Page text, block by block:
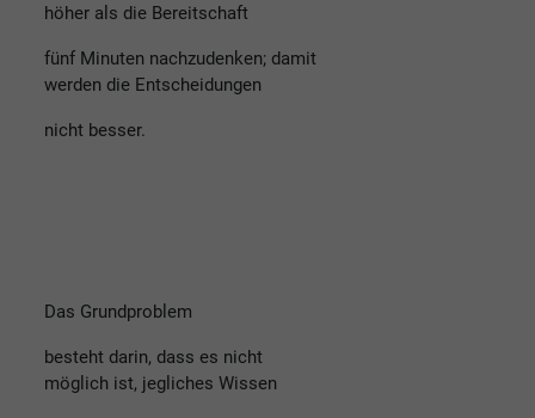
höher als die Bereitschaft
fünf Minuten nachzudenken; damit
werden die Entscheidungen
nicht besser.
Das Grundproblem
besteht darin, dass es nicht
möglich ist, jegliches Wissen